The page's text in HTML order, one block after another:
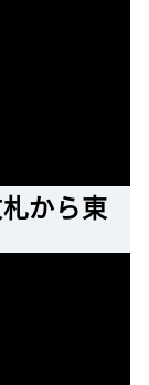
から東